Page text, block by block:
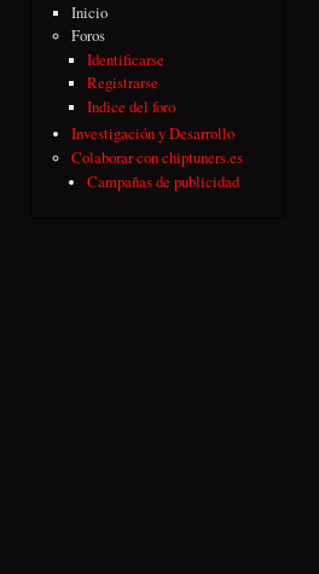
Inicio
Foros
Identificarse
Registrarse
Indice del foro
Investigación y Desarrollo
Colaborar con chiptuners.es
Campañas de publicidad